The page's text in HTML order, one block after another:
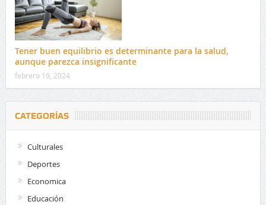
Tener buen equilibrio es determinante para la salud,
aunque parezca insignificante
febrero 19, 2024
CATEGORÍAS
Culturales
Deportes
Economica
Educación